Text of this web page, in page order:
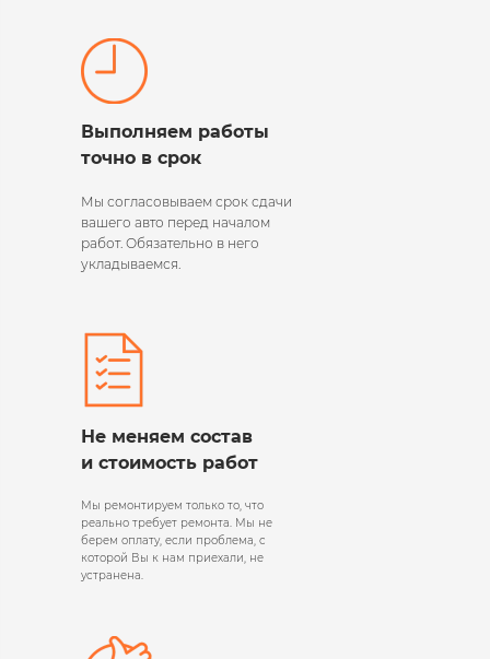
Выполняем работы
точно в срок
Мы согласовываем срок сдачи
вашего авто перед началом
работ. Обязательно в него
укладываемся.
Мы ремонтируем только то, что
реально требует ремонта. Мы не
берем оплату, если проблема, с
которой Вы к нам приехали, не
устранена.
Не меняем состав
и стоимость работ